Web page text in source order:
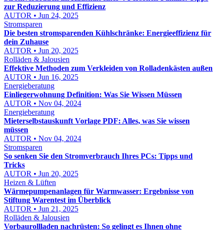
zur Reduzierung und Effizienz
AUTOR • Jun 24, 2025
Stromsparen
Die besten stromsparenden Kühlschränke: Energieeffizienz für
dein Zuhause
AUTOR • Jun 20, 2025
Rolläden & Jalousien
Effektive Methoden zum Verkleiden von Rolladenkästen außen
AUTOR • Jun 16, 2025
Energieberatung
Einliegerwohnung Definition: Was Sie Wissen Müssen
AUTOR • Nov 04, 2024
Energieberatung
Mieterselbstauskunft Vorlage PDF: Alles, was Sie wissen
müssen
AUTOR • Nov 04, 2024
Stromsparen
So senken Sie den Stromverbrauch Ihres PCs: Tipps und
Tricks
AUTOR • Jun 20, 2025
Heizen & Lüften
Wärmepumpenanlagen für Warmwasser: Ergebnisse von
Stiftung Warentest im Überblick
AUTOR • Jun 21, 2025
Rolläden & Jalousien
Vorbaurollladen nachrüsten: So gelingt es Ihnen ohne